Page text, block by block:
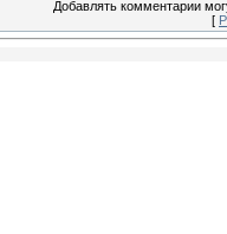
Добавлять комментарии
[